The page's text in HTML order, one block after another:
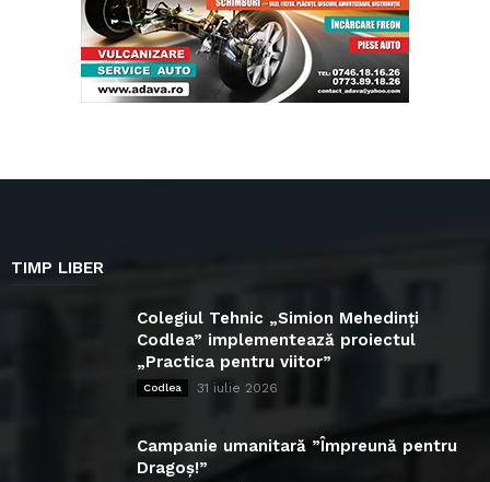
TIMP LIBER
Colegiul Tehnic „Simion Mehedinți
Codlea” implementează proiectul
„Practica pentru viitor”
Codlea 31 iulie 2026
Campanie umanitară ”Împreună pentru
Dragoș!”